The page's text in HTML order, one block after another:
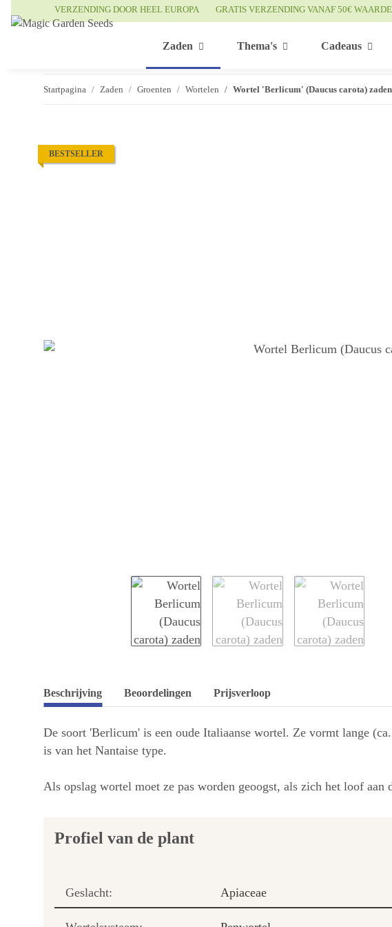
VERZENDING DOOR HEEL EUROPA GRATIS VERZENDING VANAF 50€
Zaden Thema's Cadeaus
Startpagina Zaden Groenten Wortelen Wortel 'Berlicum' (Daucus carota) zaden
BESTSELLER
Beschrijving Beoordelingen Prijsverloop
De soort 'Berlicum' is een oude Italiaanse wortel. Ze vormt lange
is van het Nantaise type.
Als opslag wortel moet ze pas worden geoogst, als zich het loof aan
Profiel van de plant
Geslacht: Apiaceae